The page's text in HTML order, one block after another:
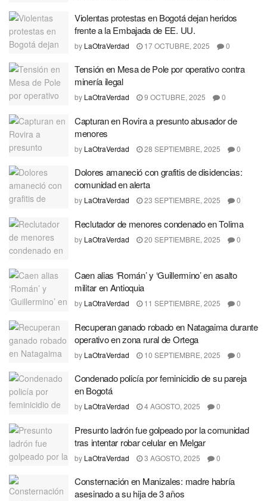
Violentas protestas en Bogotá dejan heridos
frente a la Embajada de EE. UU.
by LaOtraVerdad 17 OCTUBRE, 2025 0
Tensión en Mesa de Pole por operativo contra
minería ilegal
by LaOtraVerdad 9 OCTUBRE, 2025 0
Capturan en Rovira a presunto abusador de
menores
by LaOtraVerdad 28 SEPTIEMBRE, 2025 0
Dolores amaneció con grafitis de disidencias:
comunidad en alerta
by LaOtraVerdad 23 SEPTIEMBRE, 2025 0
Reclutador de menores condenado en Tolima
by LaOtraVerdad 20 SEPTIEMBRE, 2025 0
Caen alias ‘Román’ y ‘Guillermino’ en asalto
militar en Antioquia
by LaOtraVerdad 11 SEPTIEMBRE, 2025 0
Recuperan ganado robado en Natagaima durante
operativo en zona rural de Ortega
by LaOtraVerdad 10 SEPTIEMBRE, 2025 0
Condenado policía por feminicidio de su pareja
en Bogotá
by LaOtraVerdad 4 AGOSTO, 2025 0
Presunto ladrón fue golpeado por la comunidad
tras intentar robar celular en Melgar
by LaOtraVerdad 3 AGOSTO, 2025 0
Consternación en Manizales: madre habría
asesinado a su hija de 3 años